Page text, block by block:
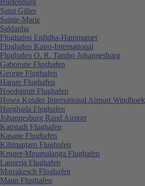
Saint Gilles
Sainte-Marie
Saldanha
Flughafen Enfidha-Hammamet
Flughafen Kairo-International
Flughafen O. R. Tambo Johannesburg
Gaborone Flughafen
George Flughafen
Harare Flughafen
Hoedspruit Flughafen
Hosea Kutako International Airport Windhoek
Hurghada Flughafen
Johannesburg Rand Airport
Kapstadt Flughafen
Kasane Flughafen
Kilimanjaro Flughafen
Kruger-Mpumalanga Flughafen
Lanseria Flughafen
Marrakesch Flughafen
Maun Flughafen